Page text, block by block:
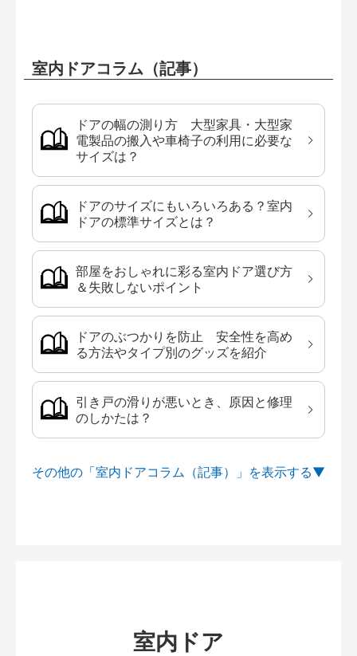
室内ドアコラム（記事）
ドアの幅の測り方 大型家具・大型家
電製品の搬入や車椅子の利用に必要な
サイズは？
ドアのサイズにもいろいろある？室内
ドアの標準サイズとは？
部屋をおしゃれに彩る室内ドア選び方
＆失敗しないポイント
ドアのぶつかりを防止 安全性を高め
る方法やタイプ別のグッズを紹介
引き戸の滑りが悪いとき、原因と修理
のしかたは？
その他の「室内ドアコラム（記事）」を
室内ドア